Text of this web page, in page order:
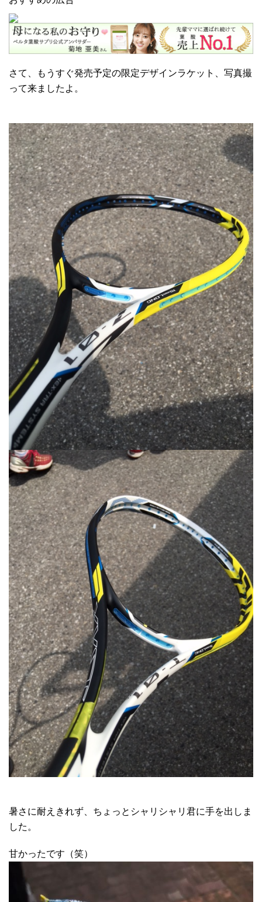
さて、もうすぐ発売予定の限定デザインラケット、写真撮
って来ましたよ。
暑さに耐えきれず、ちょっとシャリシャリ君に手を出しま
した。
甘かったです（笑）